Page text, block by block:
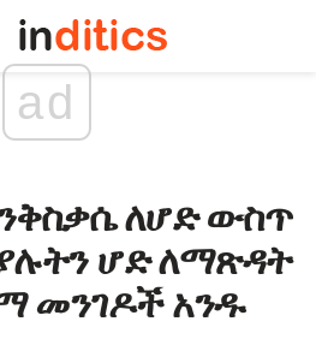
ad
ለሆድ ውስጥ
ሆድ ለማጽዳት
መንገዶች አንዱ